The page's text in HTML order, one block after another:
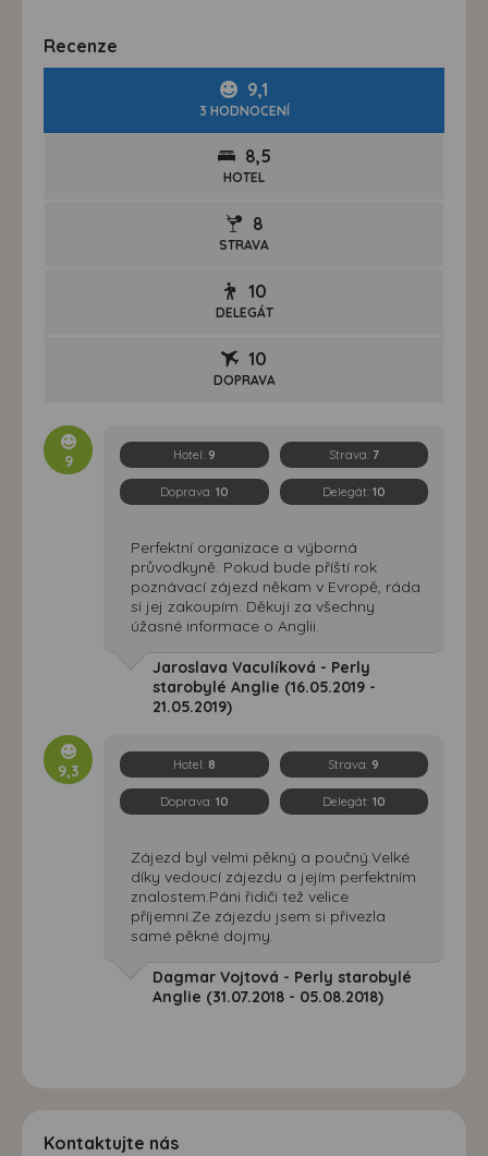
Recenze
9,1
3 HODNOCENÍ
8,5
HOTEL
8
STRAVA
10
DELEGÁT
10
DOPRAVA
9 Hotel: 9 Strava: 7
Doprava: 10 Delegát: 10
Perfektní organizace a výborná
průvodkyně. Pokud bude příští rok
poznávací zájezd někam v Evropě, ráda
si jej zakoupím. Děkuji za všechny
úžasné informace o Anglii.
Jaroslava Vaculíková - Perly
starobylé Anglie (16.05.2019 -
21.05.2019)
9,3 Hotel: 8 Strava: 9
Doprava: 10 Delegát: 10
Zájezd byl velmi pěkný a poučný.Velké
díky vedoucí zájezdu a jejím perfektním
znalostem.Páni řidiči tež velice
příjemní.Ze zájezdu jsem si přivezla
samé pěkné dojmy.
Dagmar Vojtová - Perly starobylé
Anglie (31.07.2018 - 05.08.2018)
Kontaktujte nás